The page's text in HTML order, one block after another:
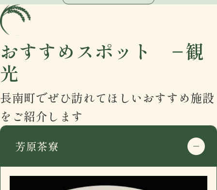
住所
〒297-0115
千葉県長生郡長南町千田227
google mapで開く
営業日時
駐車場
有
住所
千葉県長生郡長南町千田227
google mapで開く
おすすめスポット −観
光
長南町でぜひ訪れてほしいおすすめ施設
をご紹介します
芳原茶寮